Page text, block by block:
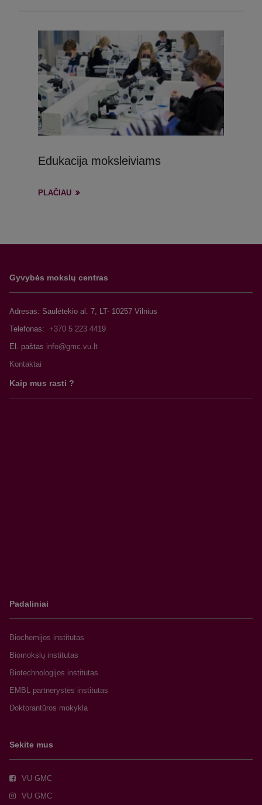
Edukacija moksleiviams
PLAČIAU
Gyvybės mokslų centras
Adresas: Saulėtekio al. 7, LT- 10257 Vilnius
Telefonas: +370 5 223 4419
El. paštas
Kontaktai
Kaip mus rasti ?
Padaliniai
Biochemijos institutas
Biomokslų institutas
Biotechnologijos institutas
EMBL partnerystės institutas
Doktorantūros mokykla
Sekite mus
VU GMC
VU GMC